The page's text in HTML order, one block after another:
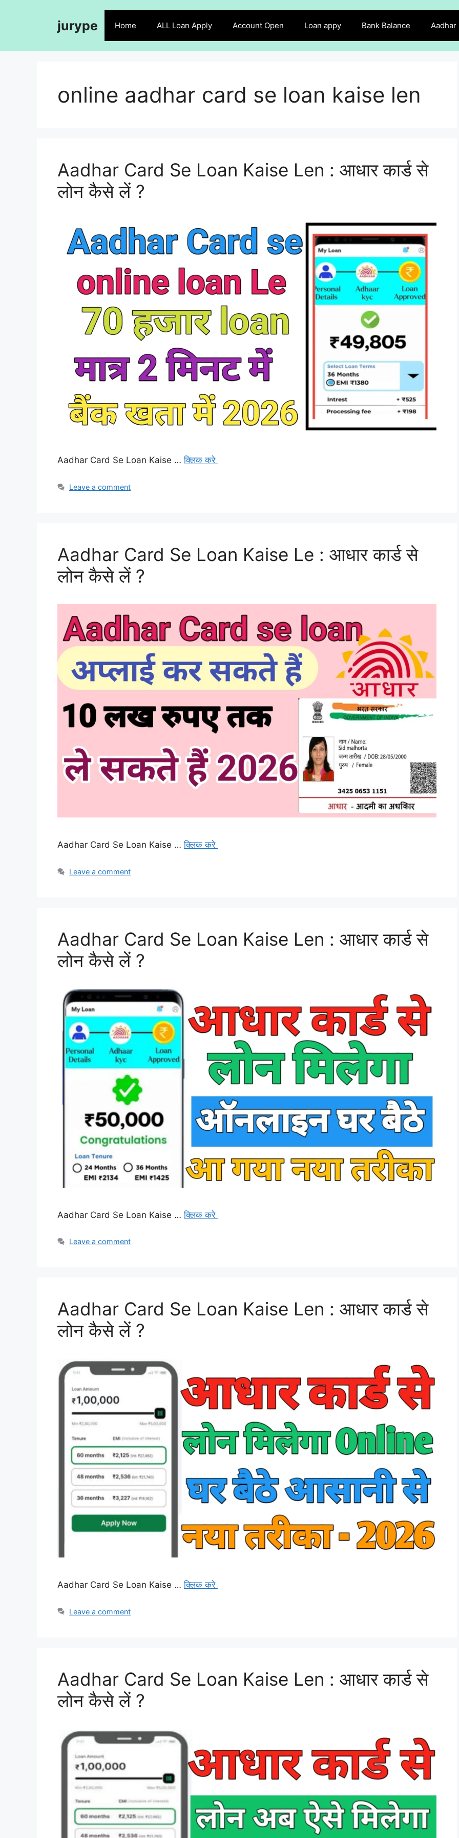
jurype Home ALL Loan Apply Account Open Loan appy Bank Balance Aadhar
online aadhar card se loan kaise len
Aadhar Card Se Loan Kaise Len : आधार कार्ड से
लोन कैसे लें ?
Aadhar Card Se Loan Kaise …क्लिक करे
Leave a comment
Aadhar Card Se Loan Kaise Le : आधार कार्ड से
लोन कैसे लें ?
Aadhar Card Se Loan Kaise …क्लिक करे
Leave a comment
Aadhar Card Se Loan Kaise Len : आधार कार्ड से
लोन कैसे लें ?
Aadhar Card Se Loan Kaise …क्लिक करे
Leave a comment
Aadhar Card Se Loan Kaise Len : आधार कार्ड से
लोन कैसे लें ?
Aadhar Card Se Loan Kaise …क्लिक करे
Leave a comment
Aadhar Card Se Loan Kaise Len : आधार कार्ड से
लोन कैसे लें ?